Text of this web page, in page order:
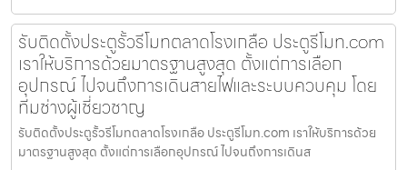
รับติดตั้งประตูรั้วรีโมทตลาดโรงเกลือ ประตูรีโมท.com
เราให้บริการด้วยมาตรฐานสูงสุด ตั้งแต่การเลือก
อุปกรณ์ ไปจนถึงการเดินสายไฟและระบบควบคุม โดย
ทีมช่างผู้เชี่ยวชาญ
รับติดตั้งประตูรั้วรีโมทตลาดโรงเกลือ ประตูรีโมท.com เราให้บริการด้วย
มาตรฐานสูงสุด ตั้งแต่การเลือกอุปกรณ์ ไปจนถึงการเดินส